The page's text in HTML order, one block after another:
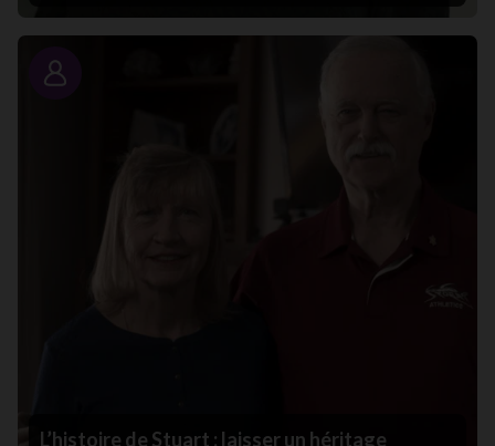
Portrait
L’histoire de Stuart : laisser un héritage